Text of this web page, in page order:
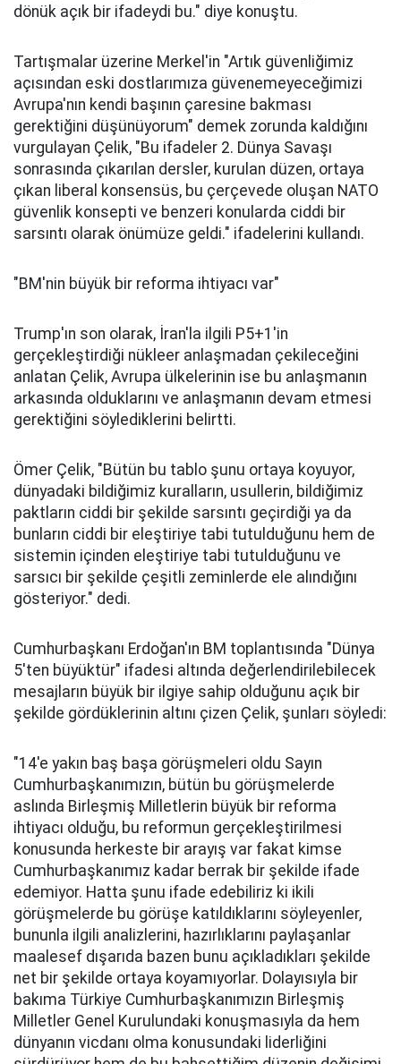
dönük açık bir ifadeydi bu." diye konuştu.
Tartışmalar üzerine Merkel'in "Artık güvenliğimiz
açısından eski dostlarımıza güvenemeyeceğimizi
Avrupa'nın kendi başının çaresine bakması
gerektiğini düşünüyorum" demek zorunda kaldığını
vurgulayan Çelik, "Bu ifadeler 2. Dünya Savaşı
sonrasında çıkarılan dersler, kurulan düzen, ortaya
çıkan liberal konsensüs, bu çerçevede oluşan NATO
güvenlik konsepti ve benzeri konularda ciddi bir
sarsıntı olarak önümüze geldi." ifadelerini kullandı.
"BM'nin büyük bir reforma ihtiyacı var"
Trump'ın son olarak, İran'la ilgili P5+1'in
gerçekleştirdiği nükleer anlaşmadan çekileceğini
anlatan Çelik, Avrupa ülkelerinin ise bu anlaşmanın
arkasında olduklarını ve anlaşmanın devam etmesi
gerektiğini söylediklerini belirtti.
Ömer Çelik, "Bütün bu tablo şunu ortaya koyuyor,
dünyadaki bildiğimiz kuralların, usullerin, bildiğimiz
paktların ciddi bir şekilde sarsıntı geçirdiği ya da
bunların ciddi bir eleştiriye tabi tutulduğunu hem de
sistemin içinden eleştiriye tabi tutulduğunu ve
sarsıcı bir şekilde çeşitli zeminlerde ele alındığını
gösteriyor." dedi.
Cumhurbaşkanı Erdoğan'ın BM toplantısında "Dünya
5'ten büyüktür" ifadesi altında değerlendirilebilecek
mesajların büyük bir ilgiye sahip olduğunu açık bir
şekilde gördüklerinin altını çizen Çelik, şunları söyledi:
"14'e yakın baş başa görüşmeleri oldu Sayın
Cumhurbaşkanımızın, bütün bu görüşmelerde
aslında Birleşmiş Milletlerin büyük bir reforma
ihtiyacı olduğu, bu reformun gerçekleştirilmesi
konusunda herkeste bir arayış var fakat kimse
Cumhurbaşkanımız kadar berrak bir şekilde ifade
edemiyor. Hatta şunu ifade edebiliriz ki ikili
görüşmelerde bu görüşe katıldıklarını söyleyenler,
bununla ilgili analizlerini, hazırlıklarını paylaşanlar
maalesef dışarıda bazen bunu açıkladıkları şekilde
net bir şekilde ortaya koyamıyorlar. Dolayısıyla bir
bakıma Türkiye Cumhurbaşkanımızın Birleşmiş
Milletler Genel Kurulundaki konuşmasıyla da hem
dünyanın vicdanı olma konusundaki liderliğini